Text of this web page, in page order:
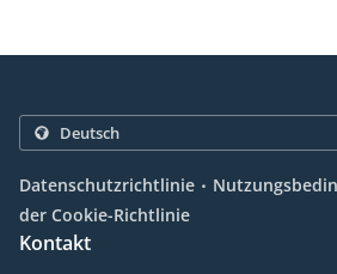
Datenschutzrichtlinie .
der Cookie-Richtlinie
Kontakt